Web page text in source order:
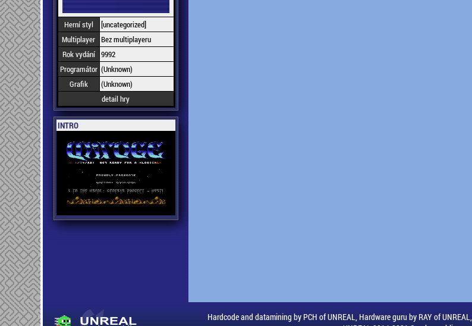
Herní styl
[uncategorized]
Multiplayer Bez multiplayeru
Rok vydání 9992
Programátor (Unknown)
Grafik
(Unknown)
detail hry
INTRO
Hardcode and datamining by PCH of UNREAL, Hardware guru by RAY of